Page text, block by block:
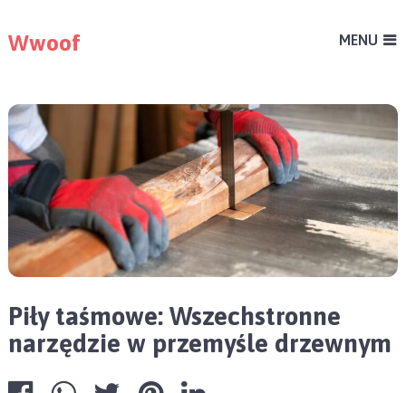
Wwoof MENU
Piły taśmowe: Wszechstronne
narzędzie w przemyśle drzewnym